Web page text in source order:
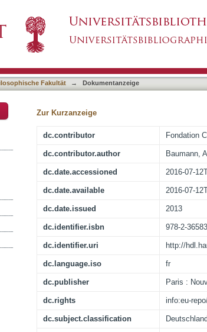
Fakultät → Dokumentanzeige
Zur Kurzanzeige
dc.contributor Fondation
dc.contributor.author Baumann,
dc.date.accessioned 2016-07-
dc.date.available 2016-07-
dc.date.issued 2013
dc.identifier.isbn 978-2-
dc.identifier.uri http://
dc.language.iso fr
dc.publisher Paris :
dc.rights info:eu-
dc.subject.classification Deutschland